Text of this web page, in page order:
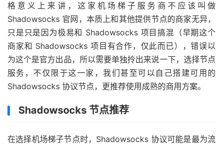
格意义上来讲，这家机场梯子服务商不应该叫做
Shadowsocks 官网，本质上和其他提供节点的商家无异，
只是只是因为极易和 Shadowsocks 项目搞混（早期这个
商家和 Shadowsocks 项目有合作，仅此而已），错误以
为这个是官方出品，所以需要单独拎出来说一下，选择节点
服务，不仅限于这一家，我们甚至可以自己搭建可用的
Shadowsocks 协议节点，更推荐使用成熟的商用方案。
Shadowsocks 节点推荐
在选择机场梯子节点时，Shadowsocks 协议可能是最为流